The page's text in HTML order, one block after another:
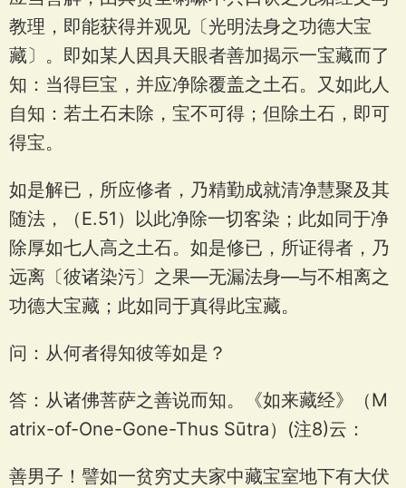
教理，即能获得并观见〔光明法身之功德大宝
藏〕。即如某人因具天眼者善加揭示一宝藏而了
知：当得巨宝，并应净除覆盖之土石。又如此人
自知：若土石未除，宝不可得；但除土石，即可
得宝。
如是解已，所应修者，乃精勤成就清净慧聚及其
随法，（E.51）以此净除一切客染；此如同于净
除厚如七人高之土石。如是修已，所证得者，乃
远离〔彼诸染污〕之果—无漏法身—与不相离之
功德大宝藏；此如同于真得此宝藏。
问：从何者得知彼等如是？
答：从诸佛菩萨之善说而知。《如来藏经》（M
atrix-of-One-Gone-Thus Sūtra）(注8)云：
善男子！譬如一贫穷丈夫家中藏宝室地下有大伏